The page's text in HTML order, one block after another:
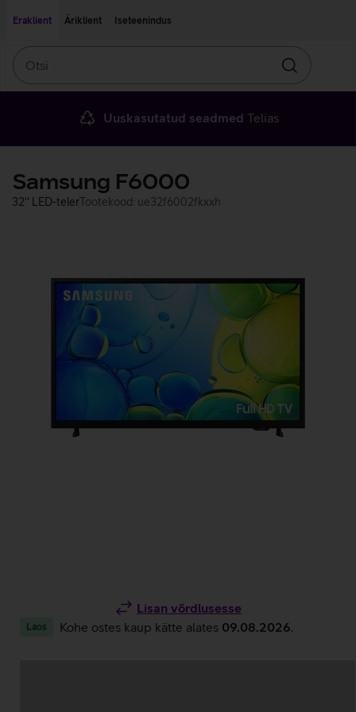
Eraklient
Äriklient Iseteenindus
Otsin
Uuskasutatud seadmed Telias
Samsung F6000
32'' LED-telerTootekood: ue32f6002fkxxh
Lisan võrdlusesse
Laos Kohe ostes kaup kätte alates 09.08.2026